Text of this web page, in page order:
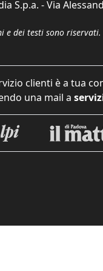
S.p.a. - Via
dei testi sono riservati.
clienti è a tua
una mail a